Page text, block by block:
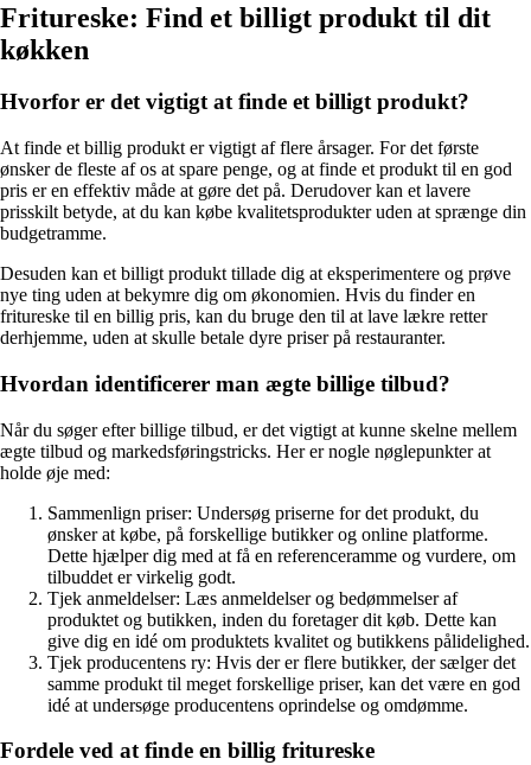
Fritureske: Find et billigt produkt til dit
køkken
Hvorfor er det vigtigt at finde et billigt produkt?
At finde et billig produkt er vigtigt af flere årsager. For det første
ønsker de fleste af os at spare penge, og at finde et produkt til en god
pris er en effektiv måde at gøre det på. Derudover kan et lavere
prisskilt betyde, at du kan købe kvalitetsprodukter uden at sprænge din
budgetramme.
Desuden kan et billigt produkt tillade dig at eksperimentere og prøve
nye ting uden at bekymre dig om økonomien. Hvis du finder en
fritureske til en billig pris, kan du bruge den til at lave lækre retter
derhjemme, uden at skulle betale dyre priser på restauranter.
Hvordan identificerer man ægte billige tilbud?
Når du søger efter billige tilbud, er det vigtigt at kunne skelne mellem
ægte tilbud og markedsføringstricks. Her er nogle nøglepunkter at
holde øje med:
Sammenlign priser: Undersøg priserne for det produkt, du
ønsker at købe, på forskellige butikker og online platforme.
Dette hjælper dig med at få en referenceramme og vurdere, om
tilbuddet er virkelig godt.
Tjek anmeldelser: Læs anmeldelser og bedømmelser af
produktet og butikken, inden du foretager dit køb. Dette kan
give dig en idé om produktets kvalitet og butikkens pålidelighed.
Tjek producentens ry: Hvis der er flere butikker, der sælger det
samme produkt til meget forskellige priser, kan det være en god
idé at undersøge producentens oprindelse og omdømme.
Fordele ved at finde en billig fritureske